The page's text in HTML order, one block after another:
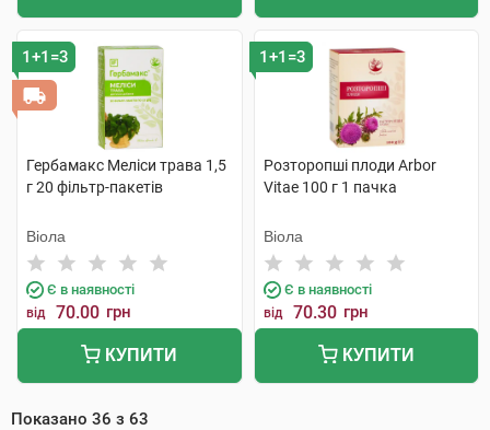
1+1=3
Гербамакс Меліси трава 1,5
г 20 фільтр-пакетів
Віола
Є в наявності
від 70.00 грн
КУПИТИ
1+1=3
Розторопші плоди Arbor
Vitae 100 г 1 пачка
Віола
Є в наявності
від 70.30 грн
КУПИТИ
Показано 36 з 63